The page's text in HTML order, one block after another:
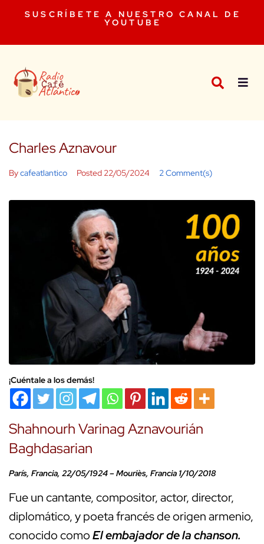
SUSCRÍBETE A NUESTRO CANAL DE
YOUTUBE
Charles Aznavour
Bycafeatlantico Posted 22/05/2024 2 Comment(s)
¡Cuéntale a los demás!
Shahnourh Varinag Aznavourián
Baghdasarian
París, Francia, 22/05/1924 – Mouriès, Francia 1/10/2018
Fue un cantante, compositor, actor, director,
diplomático, y poeta francés de origen armenio,
conocido comoEl embajador de la chanson.